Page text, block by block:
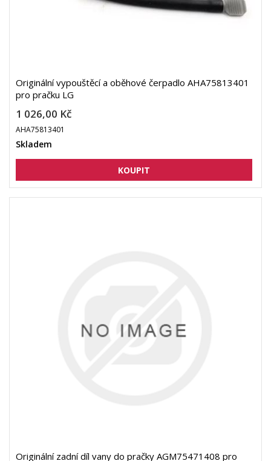
Originální vypouštěcí a oběhové čerpadlo AHA75813401
pro pračku LG
1 026,00 Kč
AHA75813401
Skladem
Originální zadní díl vany do pračky AGM75471408 pro